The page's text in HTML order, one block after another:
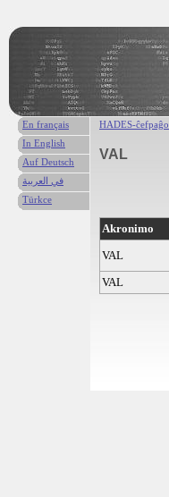
HADES-ĉefpaĝo
VAL
Akronimo
VAL
VAL
En français
In English
Auf Deutsch
في العربية
Türkce